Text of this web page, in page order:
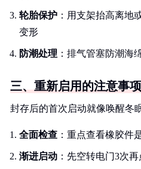
轮胎保护 ：用支架抬高离地
变形
防潮处理 ：排气管塞防潮海
三、重新启用的注意事项
封存后的首次启动就像唤醒冬
全面检查 ：重点查看橡胶件
渐进启动 ：先空转电门3次